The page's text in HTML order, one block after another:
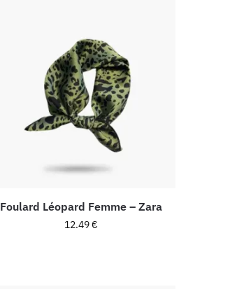
Foulard Léopard Femme – Zara
12.49€